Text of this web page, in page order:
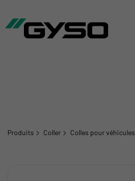
Produits Coller Colles pour véhicules